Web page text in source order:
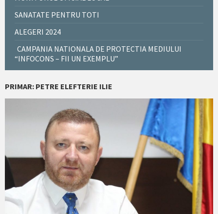
SANATATE PENTRU TOTI
ALEGERI 2024
CAMPANIA NATIONALA DE PROTECTIA MEDIULUI
“INFOCONS – FII UN EXEMPLU”
PRIMAR: PETRE ELEFTERIE ILIE